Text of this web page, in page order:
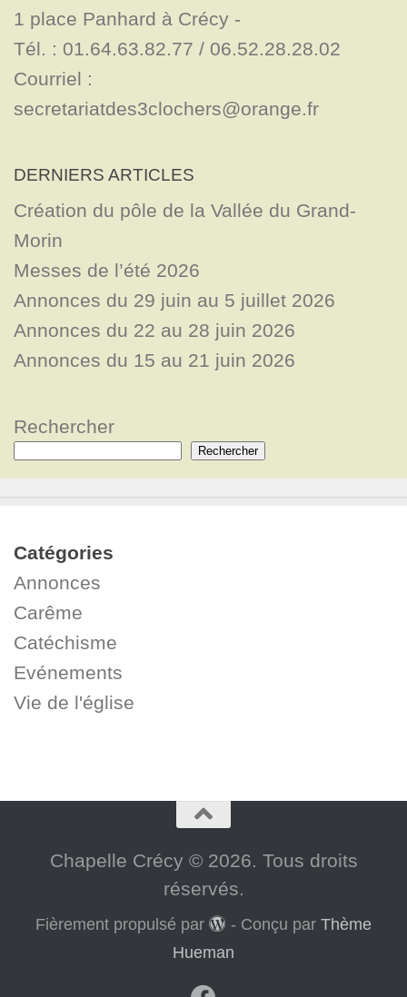
1 place Panhard à Crécy -
Tél. : 01.64.63.82.77 / 06.52.28.28.02
Courriel :
secretariatdes3clochers@orange.fr
DERNIERS ARTICLES
Création du pôle de la Vallée du Grand-
Morin
Messes de l’été 2026
Annonces du 29 juin au 5 juillet 2026
Annonces du 22 au 28 juin 2026
Annonces du 15 au 21 juin 2026
Rechercher
Rechercher
Catégories
Annonces
Carême
Catéchisme
Evénements
Vie de l'église
Chapelle Crécy © 2026. Tous droits
réservés.
Fièrement propulsé par - Conçu par Thème
Hueman